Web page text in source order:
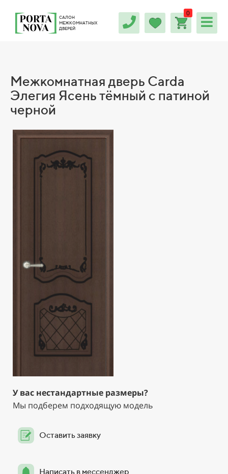
САЛОН
МЕЖКОМНАТНЫХ
ДВЕРЕЙ
0
Межкомнатная дверь Carda
Элегия Ясень тёмный с патиной
черной
У вас нестандартные размеры?
Мы подберем подходящую модель
Оставить заявку
Написать в мессенджер